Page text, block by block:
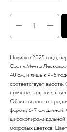
Новинка 2025 года,
Сорт «Мечта
40 см, и лишь к 4-5
соответствует
прочные, жесткие, с
Облиственность
формы, 6-7 см длиной.
махровых цветков.